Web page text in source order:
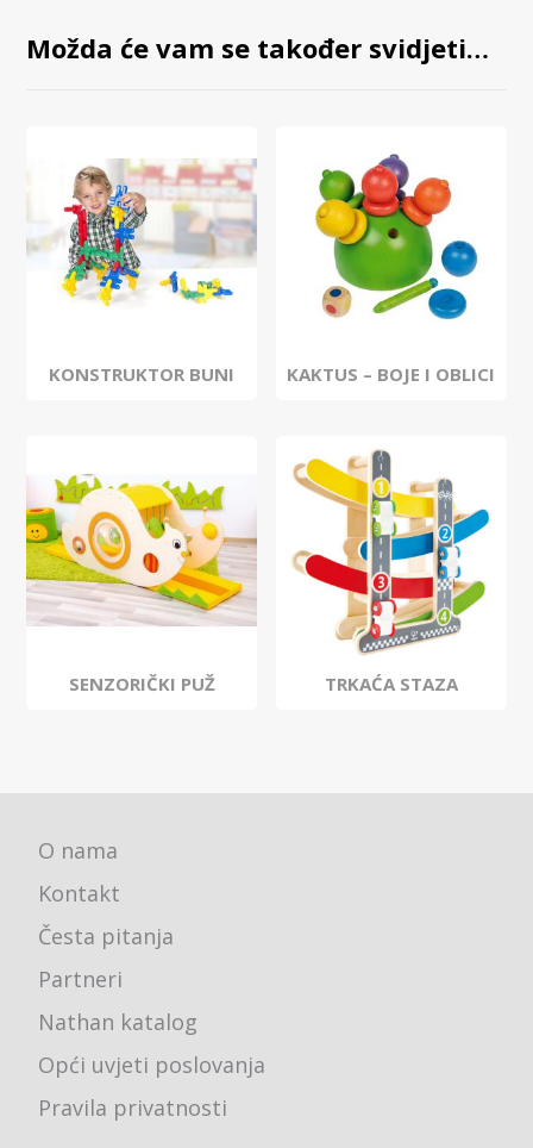
Možda će vam se također svidjeti…
KONSTRUKTOR BUNI KAKTUS – BOJE I OBLICI
SENZORIČKI PUŽ TRKAĆA STAZA
O nama
Kontakt
Česta pitanja
Partneri
Nathan katalog
Opći uvjeti poslovanja
Pravila privatnosti